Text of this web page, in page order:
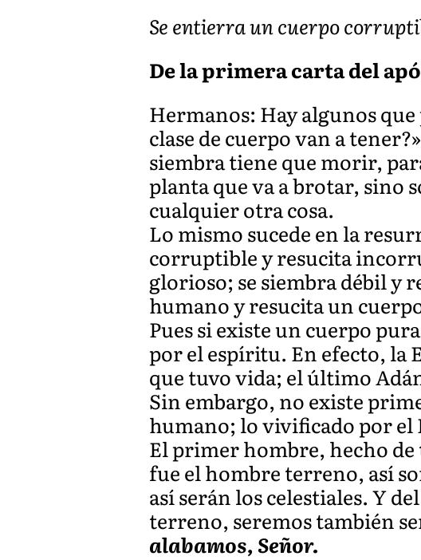
Se entierra un cuerpo
De la primera carta del
Hermanos: Hay algunos
clase de cuerpo van a
siembra tiene que morir,
planta que va a brotar, sino
cualquier otra cosa.
Lo mismo sucede en la
corruptible y resucita
glorioso; se siembra débil y
humano y resucita un
Pues si existe un cuerpo
por el espíritu. En efecto, la
que tuvo vida; el último
Sin embargo, no existe
humano; lo vivificado por el
El primer hombre, hecho
fue el hombre terreno, así
así serán los celestiales. Y
terreno, seremos también
alabamos, Señor.